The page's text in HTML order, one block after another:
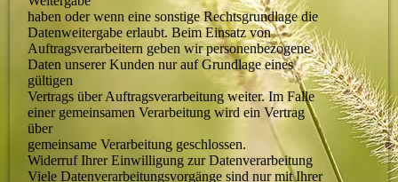
haben oder wenn eine sonstige Rechtsgrundlage die
Datenweitergabe erlaubt. Beim Einsatz von
Auftragsverarbeitern geben wir personenbezogene
Daten unserer Kunden nur auf Grundlage eines
gültigen
Vertrags über Auftragsverarbeitung weiter. Im Falle
einer gemeinsamen Verarbeitung wird ein Vertrag
über
gemeinsame Verarbeitung geschlossen.
Widerruf Ihrer Einwilligung zur Datenverarbeitung
Viele Datenverarbeitungsvorgänge sind nur mit Ihrer